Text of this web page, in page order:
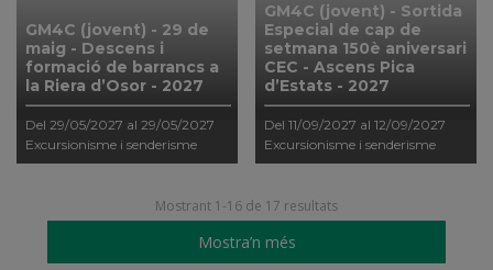
GM4C (jovent) - 29 de
maig - Descens i
formació de barrancs a
la Riera d’Osor - 2027
Del 29/05/2027 al 29/05/2027
Excursionisme i senderisme
GM4C (jovent) - Sortida
Especial de cap de
setmana 150è aniversari
CEC - Ascens Pica
d’Estats - 2027
Del 11/09/2027 al 12/09/2027
Excursionisme i senderisme
Mostrant 1-16 de 17 resultats
Mostra’n més